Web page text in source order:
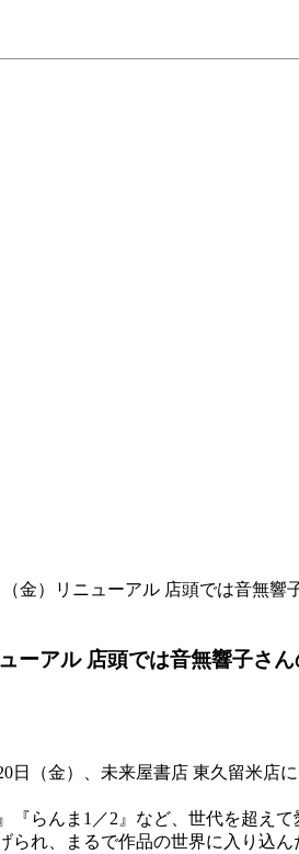
金）リニューアル 店頭では音無
ーアル 店頭では音無響子さ
日（金）、未来屋書店 東久留米
らんま1／2』など、世代を超え
られ、まるで作品の世界に入り込